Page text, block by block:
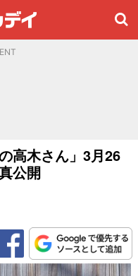
高木さん」3月26
公開